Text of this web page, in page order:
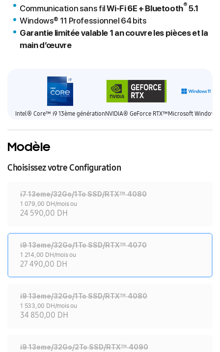
Communication sans filWi-Fi 6E + Bluetooth®5.1
Windows® 11 Professionnel 64 bits
Garantie limitée valable 1 an couvre les pièces et la
main d’œuvre
Intel® Core™ i9 13ème génération NVIDIA® GeForce RTX™ Microsoft Windows
Modèle
Choisissez votre Configuration
i7 13eme/32Go/1To SSD/RTX™ 4080
1 079,00 DH/mois ou
24 590,00 DH
i9 13eme/32Go/1To SSD/RTX™ 4070
1 214,00 DH/mois ou
27 490,00 DH
i9 13eme/32Go/1To SSD/RTX™ 4080
1 533,00 DH/mois ou
34 850,00 DH
i9 13eme/32Go/2To SSD/RTX™ 4090